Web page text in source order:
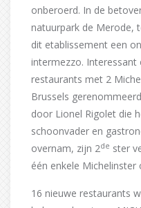
onberoerd. In de
natuurpark de Merode,
dit etablissement een
intermezzo.
restaurants met 2
Brussels
door Lionel Rigolet die
schoonvader en
overnam, zijn 2de ster
één enkele Michelinster
16 nieuwe restaurants